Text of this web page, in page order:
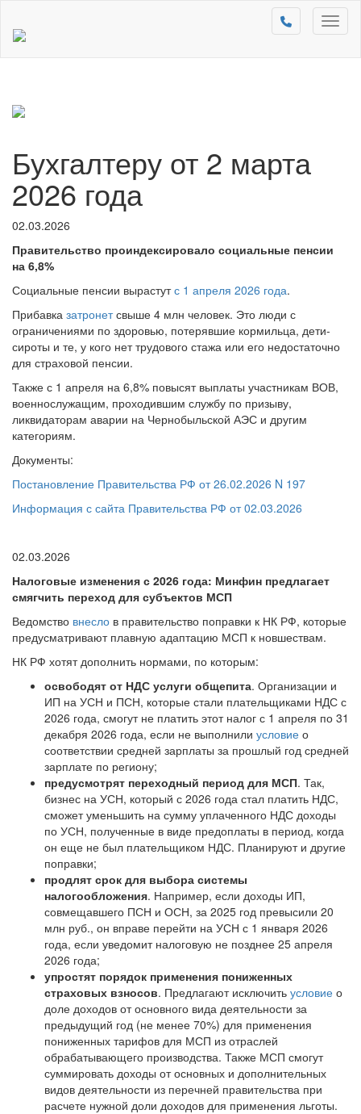
Бухгалтеру от 2 марта
2026 года
02.03.2026
Правительство проиндексировало социальные пенсии
на 6,8%
Социальные пенсии вырастутс 1 апреля 2026 года.
Прибавка затронетсвыше 4 млн человек. Это люди с
ограничениями по здоровью, потерявшие кормильца, дети-
сироты и те, у кого нет трудового стажа или его недостаточно
для страховой пенсии.
Также с 1 апреля на 6,8% повысят выплаты участникам ВОВ,
военнослужащим, проходившим службу по призыву,
ликвидаторам аварии на Чернобыльской АЭС и другим
категориям.
Документы:
Постановление Правительства РФ от 26.02.2026 N 197
Информация с сайта Правительства РФ от 02.03.2026
02.03.2026
Налоговые изменения с 2026 года: Минфин предлагает
смягчить переход для субъектов МСП
Ведомство внесло в правительство поправки к НК РФ, которые
предусматривают плавную адаптацию МСП к новшествам.
НК РФ хотят дополнить нормами, по которым:
освободят от НДС услуги общепита. Организации и
ИП на УСН и ПСН, которые стали плательщиками НДС с
2026 года, смогут не платить этот налог с 1 апреля по 31
декабря 2026 года, если не выполнили условие о
соответствии средней зарплаты за прошлый год средней
зарплате по региону;
предусмотрят переходный период для МСП. Так,
бизнес на УСН, который с 2026 года стал платить НДС,
сможет уменьшить на сумму уплаченного НДС доходы
по УСН, полученные в виде предоплаты в период, когда
он еще не был плательщиком НДС. Планируют и другие
поправки;
продлят срок для выбора системы
налогообложения. Например, если доходы ИП,
совмещавшего ПСН и ОСН, за 2025 год превысили 20
млн руб., он вправе перейти на УСН с 1 января 2026
года, если уведомит налоговую не позднее 25 апреля
2026 года;
упростят порядок применения пониженных
страховых взносов. Предлагают исключить условие о
доле доходов от основного вида деятельности за
предыдущий год (не менее 70%) для применения
пониженных тарифов для МСП из отраслей
обрабатывающего производства. Также МСП смогут
суммировать доходы от основных и дополнительных
видов деятельности из перечней правительства при
расчете нужной доли доходов для применения льготы.